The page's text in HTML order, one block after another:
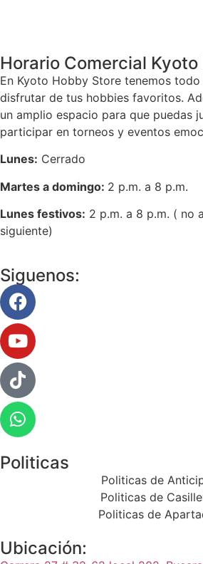
Horario Comercial
En Kyoto Hobby Store tenemos
disfrutar de tus hobbies favoritos.
un amplio espacio para que puedas
participar en torneos y eventos
Lunes: Cerrado
Martes a domingo: 2 p.m. a 8 p.m.
Lunes festivos: 2 p.m. a 8 p.m. ( no
siguiente)
Siguenos:
Politicas
Politicas de
Politicas de
Politicas de
Ubicación: